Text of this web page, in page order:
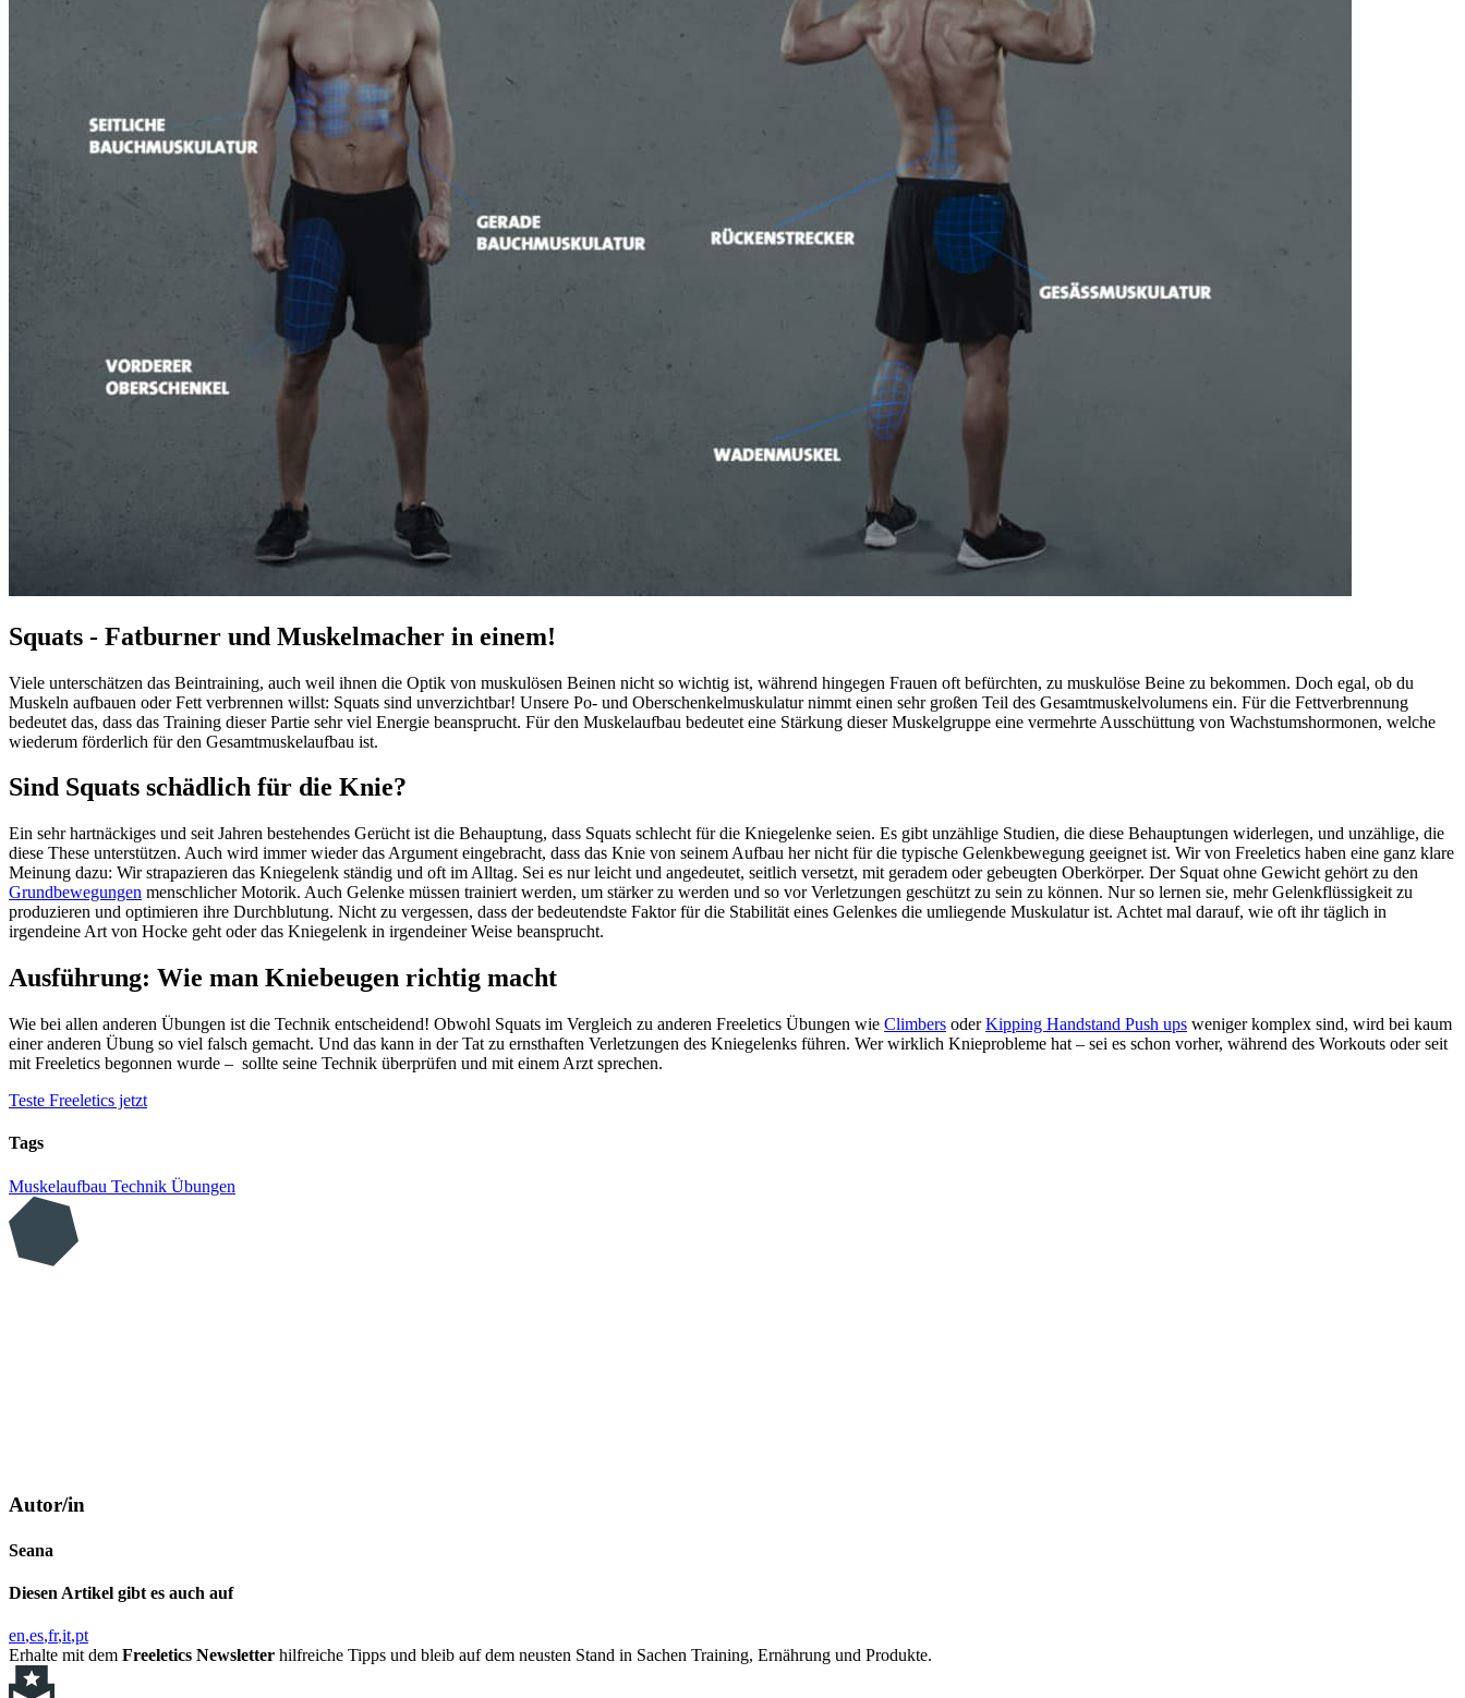
Squats - Fatburner und Muskelmacher in einem!
Viele unterschätzen das Beintraining, auch weil ihnen die Optik von muskulösen Beinen nicht so wichtig ist, während hingegen Frauen oft befürchten, zu muskulöse Beine zu bekommen. Doch egal, ob du
Muskeln aufbauen oder Fett verbrennen willst: Squats sind unverzichtbar! Unsere Po- und Oberschenkelmuskulatur nimmt einen sehr großen Teil des Gesamtmuskelvolumens ein. Für die Fettverbrennung
bedeutet das, dass das Training dieser Partie sehr viel Energie beansprucht. Für den Muskelaufbau bedeutet eine Stärkung dieser Muskelgruppe eine vermehrte Ausschüttung von Wachstumshormonen, welche
wiederum förderlich für den Gesamtmuskelaufbau ist.
Sind Squats schädlich für die Knie?
Ein sehr hartnäckiges und seit Jahren bestehendes Gerücht ist die Behauptung, dass Squats schlecht für die Kniegelenke seien. Es gibt unzählige Studien, die diese Behauptungen widerlegen, und unzählige, die
diese These unterstützen. Auch wird immer wieder das Argument eingebracht, dass das Knie von seinem Aufbau her nicht für die typische Gelenkbewegung geeignet ist. Wir von Freeletics haben eine ganz klare
Meinung dazu: Wir strapazieren das Kniegelenk ständig und oft im Alltag. Sei es nur leicht und angedeutet, seitlich versetzt, mit geradem oder gebeugten Oberkörper. Der Squat ohne Gewicht gehört zu den
Grundbewegungen menschlicher Motorik. Auch Gelenke müssen trainiert werden, um stärker zu werden und so vor Verletzungen geschützt zu sein zu können. Nur so lernen sie, mehr Gelenkflüssigkeit zu
produzieren und optimieren ihre Durchblutung. Nicht zu vergessen, dass der bedeutendste Faktor für die Stabilität eines Gelenkes die umliegende Muskulatur ist. Achtet mal darauf, wie oft ihr täglich in
irgendeine Art von Hocke geht oder das Kniegelenk in irgendeiner Weise beansprucht.
Ausführung: Wie man Kniebeugen richtig macht
Wie bei allen anderen Übungen ist die Technik entscheidend! Obwohl Squats im Vergleich zu anderen Freeletics Übungen wie Climbers oderKipping Handstand Push ups weniger komplex sind, wird bei kaum
einer anderen Übung so viel falsch gemacht. Und das kann in der Tat zu ernsthaften Verletzungen des Kniegelenks führen. Wer wirklich Knieprobleme hat – sei es schon vorher, während des Workouts oder seit
mit Freeletics begonnen wurde – sollte seine Technik überprüfen und mit einem Arzt sprechen.
Teste Freeletics jetzt
Tags
Muskelaufbau Technik Übungen
Autor/in
Seana
Diesen Artikel gibt es auch auf
en es fr it pt
Erhalte mit dem Freeletics Newsletter hilfreiche Tipps und bleib auf dem neusten Stand in Sachen Training, Ernährung und Produkte.